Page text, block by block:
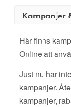
Kampanjer
Här finns
Online att
Just nu har
kampanjer.
kampanjer,